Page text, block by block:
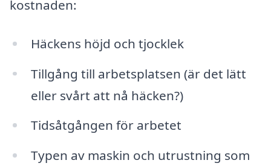
kostnaden:
Häckens höjd och tjocklek
Tillgång till arbetsplatsen (är det lätt
eller svårt att nå häcken?)
Tidsåtgången för arbetet
Typen av maskin och utrustning som